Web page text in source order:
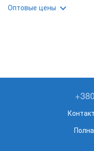
Оптовые цены